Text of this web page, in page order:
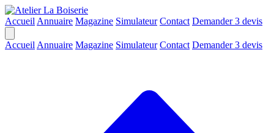
Accueil Annuaire Magazine Simulateur Contact Demander 3 devis
Accueil Annuaire Magazine Simulateur Contact Demander 3 devis